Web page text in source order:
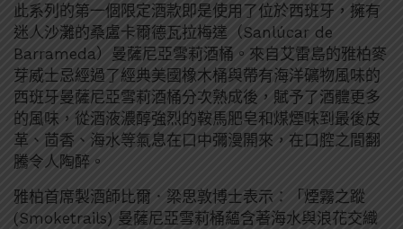
此系列的第一個限定酒款即是使用了位於西班牙，擁有
迷人沙灘的桑盧卡爾德瓦拉梅達（Sanlúcar de
Barrameda）曼薩尼亞雪莉酒桶。來自艾雷島的雅柏麥
芽威士忌經過了經典美國橡木桶與帶有海洋礦物風味的
西班牙曼薩尼亞雪莉酒桶分次熟成後，賦予了酒體更多
的風味，從酒液濃醇強烈的鞍馬肥皂和煤煙味到最後皮
革、茴香、海水等氣息在口中彌漫開來，在口腔之間翻
騰令人陶醉。
雅柏首席製酒師比爾．梁思敦博士表示：「煙霧之蹤
(Smoketrails) 曼薩尼亞雪莉桶蘊含著海水與浪花交織